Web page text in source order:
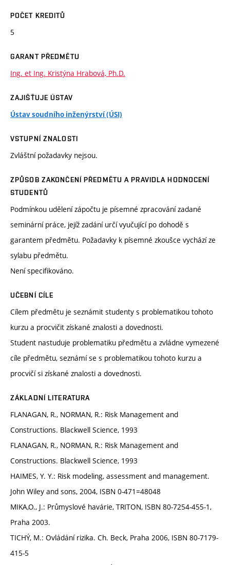
POČET KREDITŮ
5
GARANT PŘEDMĚTU
Ing. et Ing. Kristýna Hrabová, Ph.D.
ZAJIŠŤUJE ÚSTAV
Ústav soudního inženýrství (ÚSI)
VSTUPNÍ ZNALOSTI
Zvláštní požadavky nejsou.
ZPŮSOB ZAKONČENÍ PŘEDMĚTU A PRAVIDLA HODNOCENÍ
STUDENTŮ
Podmínkou udělení zápočtu je písemné zpracování zadané
seminární práce, jejíž zadání určí vyučující po dohodě s
garantem předmětu. Požadavky k písemné zkoušce vychází ze
sylabu předmětu.
Není specifikováno.
UČEBNÍ CÍLE
Cílem předmětu je seznámit studenty s problematikou tohoto
kurzu a procvičit získané znalosti a dovednosti.
Student nastuduje problematiku předmětu a zvládne vymezené
cíle předmětu, seznámí se s problematikou tohoto kurzu a
procvičí si získané znalosti a dovednosti.
ZÁKLADNÍ LITERATURA
FLANAGAN, R., NORMAN, R.: Risk Management and
Constructions. Blackwell Science, 1993
FLANAGAN, R., NORMAN, R.: Risk Management and
Constructions. Blackwell Science, 1993
HAIMES, Y. Y.: Risk modeling, assessment and management.
John Wiley and sons, 2004, ISBN 0-471=48048
MIKA,O., J.: Průmyslové havárie, TRITON, ISBN 80-7254-455-1,
Praha 2003.
TICHÝ, M.: Ovládání rizika. Ch. Beck, Praha 2006, ISBN 80-7179-
415-5